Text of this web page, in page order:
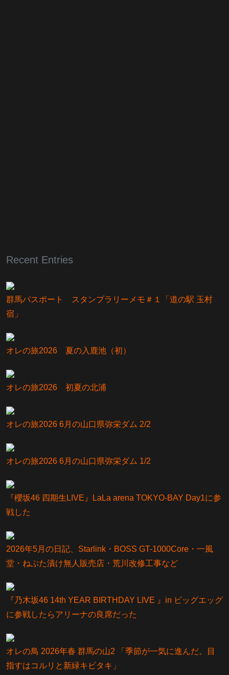
Recent Entries
群馬パスポート スタンプラリーメモ＃１「道の駅 玉村
宿」
オレの旅2026 夏の入鹿池（初）
オレの旅2026 初夏の北浦
オレの旅2026 6月の山口県弥栄ダム 2/2
オレの旅2026 6月の山口県弥栄ダム 1/2
『櫻坂46 四期生LIVE』LaLa arena TOKYO-BAY Day1に参
戦した
2026年5月の日記、Starlink・BOSS GT-1000Core・一風
堂・ねぶた漬け無人販売店・荒川改修工事など
『乃⽊坂46 14th YEAR BIRTHDAY LIVE 』in ビッグエッグ
に参戦したらアリーナの良席だった
オレの鳥 2026年春 群馬の山2 「季節が一気に進んだ。目
指すはコルリと新緑キビタキ」